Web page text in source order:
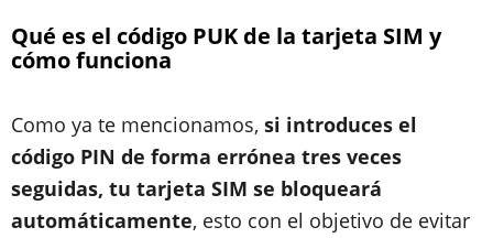
Qué es el código PUK de la tarjeta SIM y
cómo funciona
Como ya te mencionamos, si introduces el
código PIN de forma errónea tres veces
seguidas, tu tarjeta SIM se bloqueará
automáticamente, esto con el objetivo de evitar